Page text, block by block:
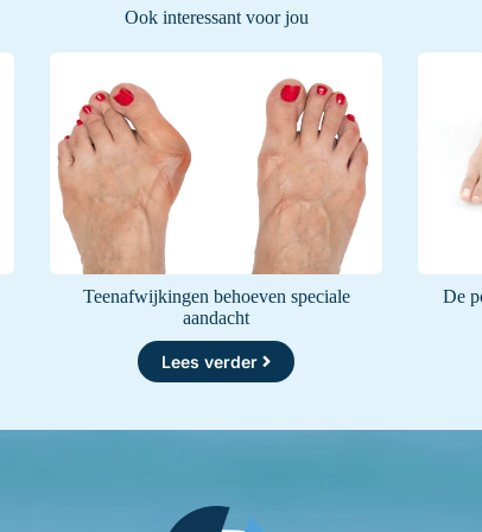
Ook interessant voor jou
Teenafwijkingen behoeven speciale
aandacht
Lees verder
De